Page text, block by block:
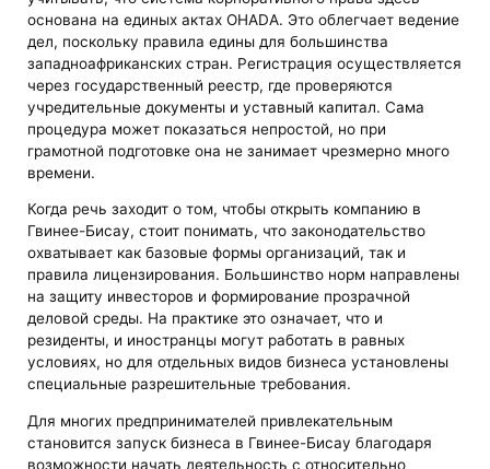
основана на единых актах OHADA. Это облегчает ведение
дел, поскольку правила едины для большинства
западноафриканских стран. Регистрация осуществляется
через государственный реестр, где проверяются
учредительные документы и уставный капитал. Сама
процедура может показаться непростой, но при
грамотной подготовке она не занимает чрезмерно много
времени.
Когда речь заходит о том, чтобы открыть компанию в
Гвинее-Бисау, стоит понимать, что законодательство
охватывает как базовые формы организаций, так и
правила лицензирования. Большинство норм направлены
на защиту инвесторов и формирование прозрачной
деловой среды. На практике это означает, что и
резиденты, и иностранцы могут работать в равных
условиях, но для отдельных видов бизнеса установлены
специальные разрешительные требования.
Для многих предпринимателей привлекательным
становится запуск бизнеса в Гвинее-Бисау благодаря
возможности начать деятельность с относительно